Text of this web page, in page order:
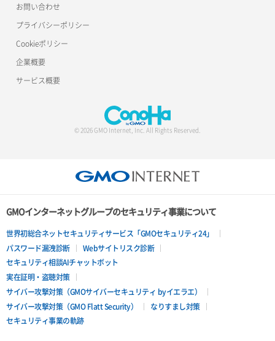
お問い合わせ
プライバシーポリシー
Cookieポリシー
企業概要
サービス概要
© 2026 GMO Internet, Inc. All Rights Reserved.
GMOインターネットグループのセキュリティ事業について
世界初総合ネットセキュリティサービス「GMOセキュリティ24」
パスワード漏洩診断
Webサイトリスク診断
セキュリティ相談AIチャットボット
実在証明・盗聴対策
サイバー攻撃対策（GMOサイバーセキュリティ byイエラエ）
サイバー攻撃対策（GMO Flatt Security）
なりすまし対策
セキュリティ事業の軌跡